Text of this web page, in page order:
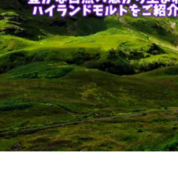
の賞味期限は？余った日
美容に活用！